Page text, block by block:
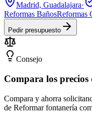
Madrid, Guadalajara·
Reformas BañosReformas
Pedir presupuesto
Consejo
Compara los precios
Compara y ahorra
de Reformar fontanería